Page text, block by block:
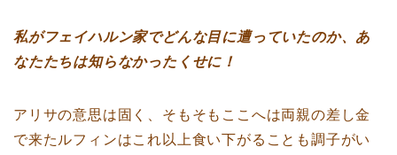
私がフェイハルン家でどんな目に遭っていたのか、あ
なたたちは知らなかったくせに！
アリサの意思は固く、そもそもここへは両親の差し金
で来たルフィンはこれ以上食い下がることも調子がい